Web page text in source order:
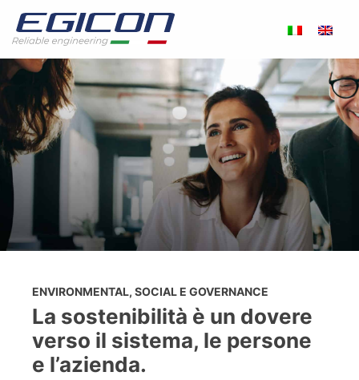
ENVIRONMENTAL, SOCIAL E GOVERNANCE
La sostenibilità è un dovere
verso il sistema, le persone
e l’azienda.